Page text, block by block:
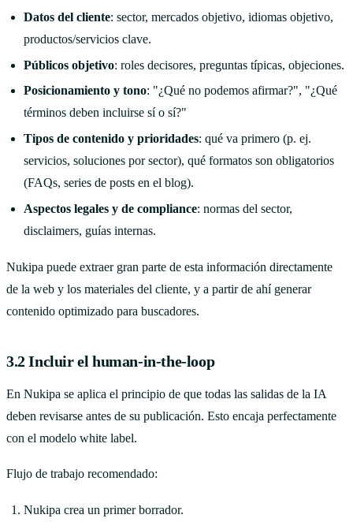
Datos del cliente: sector, mercados objetivo, idiomas objetivo,
productos/servicios clave.
Públicos objetivo: roles decisores, preguntas típicas, objeciones.
Posicionamiento y tono: "¿Qué no podemos afirmar?", "¿Qué
términos deben incluirse sí o sí?"
Tipos de contenido y prioridades: qué va primero (p. ej.
servicios, soluciones por sector), qué formatos son obligatorios
(FAQs, series de posts en el blog).
Aspectos legales y de compliance: normas del sector,
disclaimers, guías internas.
Nukipa puede extraer gran parte de esta información directamente
de la web y los materiales del cliente, y a partir de ahí generar
contenido optimizado para buscadores.
3.2 Incluir el human-in-the-loop
En Nukipa se aplica el principio de que todas las salidas de la IA
deben revisarse antes de su publicación. Esto encaja perfectamente
con el modelo white label.
Flujo de trabajo recomendado:
Nukipa crea un primer borrador.